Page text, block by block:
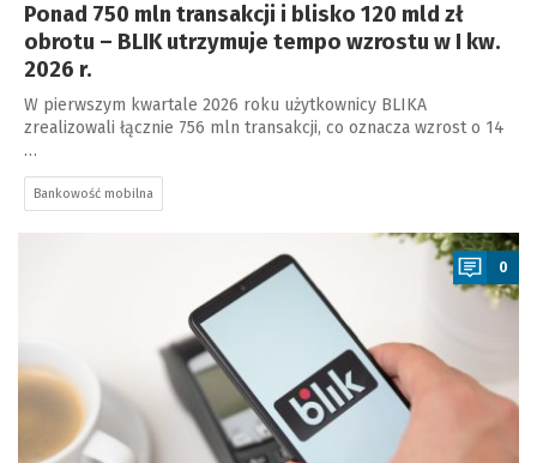
Ponad 750 mln transakcji i blisko 120 mld zł
obrotu – BLIK utrzymuje tempo wzrostu w I kw.
2026 r.
W pierwszym kwartale 2026 roku użytkownicy BLIKA
zrealizowali łącznie 756 mln transakcji, co oznacza wzrost o 14
…
Bankowość mobilna
0